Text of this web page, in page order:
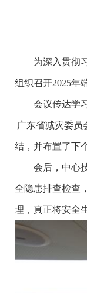
为深入贯彻习
组织召开2025年
会议传达学习
广东省减灾委员
结，并布置了下
会后，中心技
全隐患排查检查
理，真正将安全